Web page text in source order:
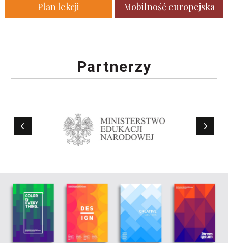
Plan lekcji Mobilność europejska
Partnerzy